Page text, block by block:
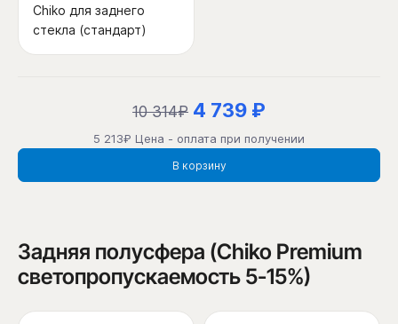
Chiko для заднего
стекла (стандарт)
10 314₽ 4 739 ₽
5 213₽ Цена - оплата при получении
В корзину
Задняя полусфера (Chiko Premium
светопропускаемость 5-15%)